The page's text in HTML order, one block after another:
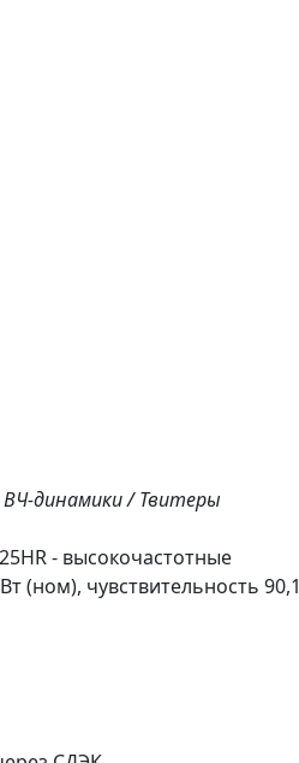
ВЧ-динамики / Твитеры
- высокочастотные
(ном), чувствительность 90,1